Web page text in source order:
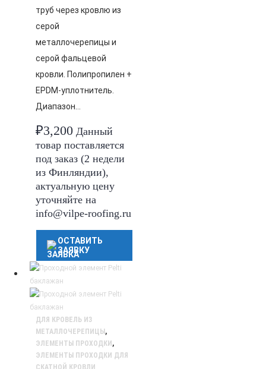
труб через кровлю из
серой
металлочерепицы и
серой фальцевой
кровли. Полипропилен +
EPDM-уплотнитель.
Диапазон…
₽3,200 Данный
товар поставляется
под заказ (2 недели
из Финляндии),
актуальную цену
уточняйте на
info@vilpe-roofing.ru
ОСТАВИТЬ
ЗАЯВКУ
ДЛЯ КРОВЕЛЬ ИЗ
МЕТАЛЛОЧЕРЕПИЦЫ ,
ЭЛЕМЕНТЫ ПРОХОДКИ ,
ЭЛЕМЕНТЫ ПРОХОДКИ ДЛЯ
СКАТНОЙ КРОВЛИ